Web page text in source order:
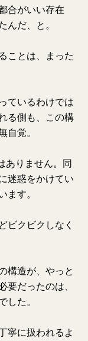
合がいい存在
んだ、と。
ことは、まった
ているわけでは
る側も、この構
自覚。
ありません。同
迷惑をかけてい
ます。
ビクビクしなく
構造が、やっと
要だったのは、
した。
寧に扱われるよ